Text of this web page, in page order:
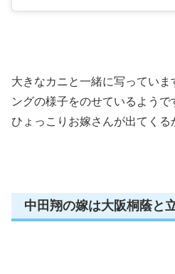
大きなカニと一緒に写ってい
ングの様子をのせているよう
ひょっこりお嫁さんが出てくる
中田翔の嫁は大阪桐蔭と